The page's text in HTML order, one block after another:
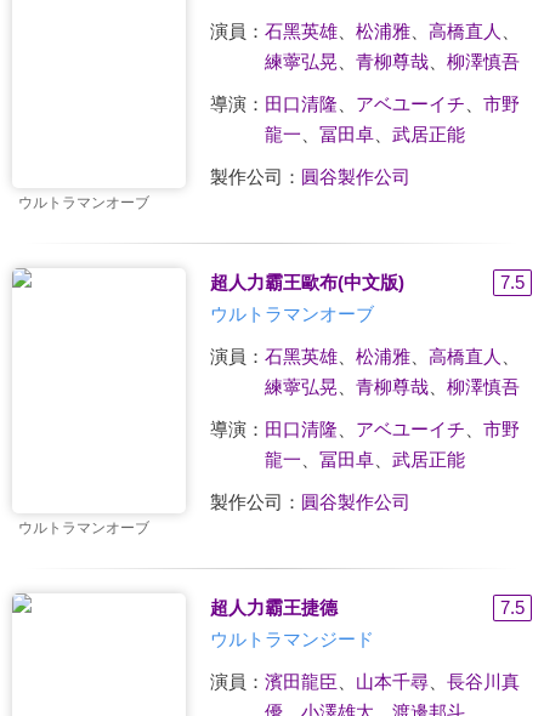
ウルトラマンオーブ
演員： 石黑英雄、 松浦雅、 高橋直人
練薴弘晃
青柳尊哉、 柳澤慎吾
導演： 田口清隆 アベユーイチ
市野
龍一
冨田卓、 武居正能
製作公司： 圓谷製作公司
ウルトラマンオーブ
超人力霸王歐布(中文版)
7.5
ウルトラマンオーブ
演員： 石黑英雄、 松浦雅、 高橋直人
練薴弘晃
青柳尊哉、 柳澤慎吾
導演： 田口清隆 アベユーイチ
市野
龍一
冨田卓、 武居正能
製作公司： 圓谷製作公司
超人力霸王捷德
7.5
ウルトラマンジード
演員： 濱田龍臣 山本千尋、 長谷川真
優、 小澤雄太 渡邊邦斗